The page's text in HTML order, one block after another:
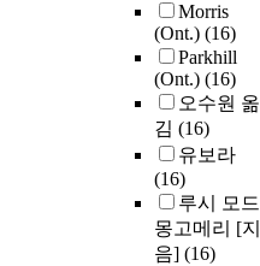
Morris
(Ont.) (16)
Parkhill
(Ont.) (16)
오수원 옮
김 (16)
유보라
(16)
루시 모드
몽고메리 [지
음] (16)